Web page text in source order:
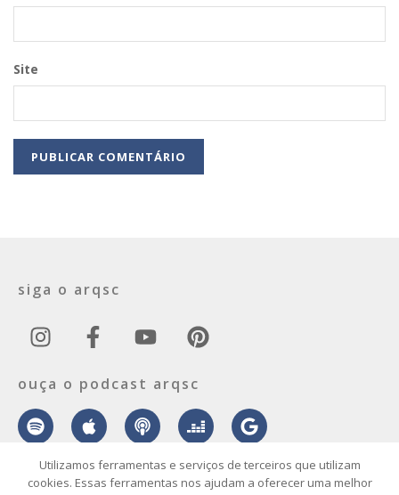
Site
siga o arqsc
ouça o podcast arqsc
Utilizamos ferramentas e serviços de terceiros que utilizam
cookies. Essas ferramentas nos ajudam a oferecer uma melhor